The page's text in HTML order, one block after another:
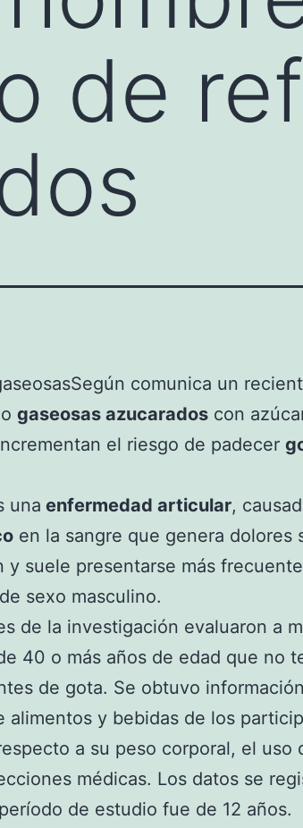
de
Según comunica un
gaseosas azucarados con
el riesgo de padecer
una enfermedad articular,
en la sangre que genera dolores
y suele presentarse más
sexo masculino.
de la investigación evaluaron a
40 o más años de edad que no
de gota. Se obtuvo
alimentos y bebidas de los
a su peso corporal, el uso
médicas. Los datos se
de estudio fue de 12 años.